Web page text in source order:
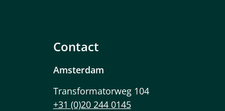
Contact
Amsterdam
Transformatorweg 104
+31 (0)20 244 0145